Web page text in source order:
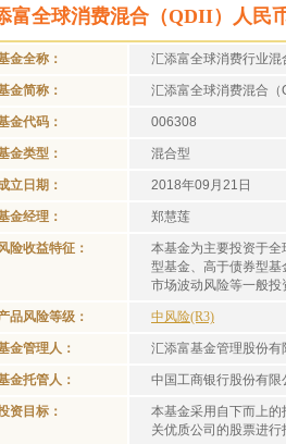
富全球消费混合（QDII）人民
金全称： 汇添富全球消费行业
金简称： 汇添富全球消费混合（
金代码： 006308
金类型： 混合型
立日期： 2018年09月21日
金经理： 郑慧莲
险收益特征：
本基金为主要投资于
型基金、高于债券型
市场波动风险等一般
品风险等级： 中风险(R3)
金管理人： 汇添富基金管理股份有
金托管人： 中国工商银行股份有限
资目标：
本基金采用自下而上
关优质公司的股票进